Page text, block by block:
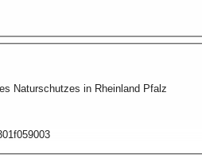
Naturschutzes in Rheinland Pfalz